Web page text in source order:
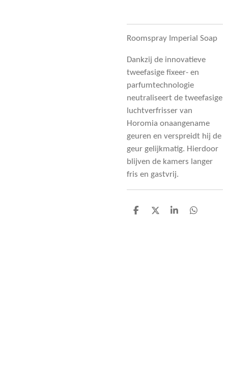
Roomspray Imperial Soap
Dankzij de innovatieve
tweefasige fixeer- en
parfumtechnologie
neutraliseert de tweefasige
luchtverfrisser van
Horomia onaangename
geuren en verspreidt hij de
geur gelijkmatig. Hierdoor
blijven de kamers langer
fris en gastvrij.
D
D
S
D